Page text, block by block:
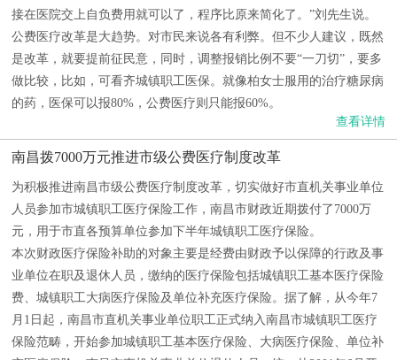
接在医院交上自负费用就可以了，程序比原来简化了。”刘先生说。
公费医疗改革是大趋势。对市民来说各有利弊。但不少人建议，既然
是改革，就要提前征民意，同时，调整报销比例不要“一刀切”，要多
做比较，比如，可看齐城镇职工医保。就像柏女士服用的治疗糖尿病
的药，医保可以报80%，公费医疗则只能报60%。
查看详情
南昌拨7000万元推进市级公费医疗制度改革
为积极推进南昌市级公费医疗制度改革，切实做好市直机关事业单位
人员参加市城镇职工医疗保险工作，南昌市财政近期拨付了7000万
元，用于市直各预算单位参加下半年城镇职工医疗保险。
本次财政医疗保险补助的对象主要是经费由财政予以保障的行政及事
业单位在职及退休人员，缴纳的医疗保险包括城镇职工基本医疗保险
费、城镇职工大病医疗保险及单位补充医疗保险。据了解，从今年7
月1日起，南昌市直机关事业单位职工正式纳入南昌市城镇职工医疗
保险范畴，开始参加城镇职工基本医疗保险、大病医疗保险、单位补